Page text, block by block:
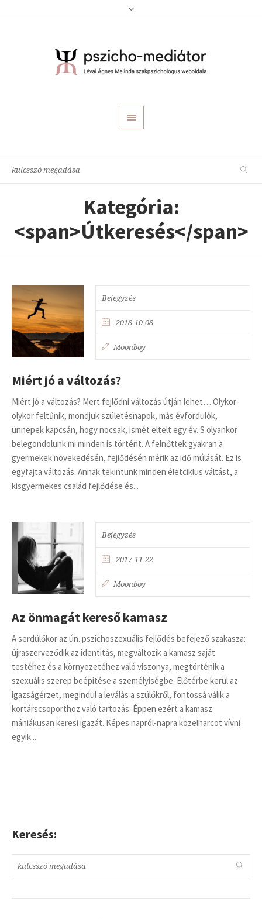
Kategória:
<span>Útkeresés</span>
Bejegyzés
2018-10-08
Moonboy
Miért jó a változás?
Miért jó a változás? Mert fejlődni változás útján lehet… Olykor-
olykor feltűnik, mondjuk születésnapok, más évfordulók,
ünnepek kapcsán, hogy nocsak, ismét eltelt egy év. S olyankor
belegondolunk mi minden is történt. A felnőttek gyakran a
gyermekek növekedésén, fejlődésén mérik az idő múlását. Ez is
egyfajta változás. Annak tekintünk minden életciklus váltást, a
kisgyermekes család fejlődése és...
Bejegyzés
2017-11-22
Moonboy
Az önmagát kereső kamasz
A serdülőkor az ún. pszichoszexuális fejlődés befejező szakasza:
újraszerveződik az identitás, megváltozik a kamasz saját
testéhez és a környezetéhez való viszonya, megtörténik a
szexuális szerep beépítése a személyiségbe. Előtérbe kerül az
igazságérzet, megindul a leválás a szülőkről, fontossá válik a
kortárscsoporthoz való tartozás. Éppen ezért a kamasz
mániákusan keresi igazát. Képes napról-napra közelharcot vívni
egyik...
Keresés: